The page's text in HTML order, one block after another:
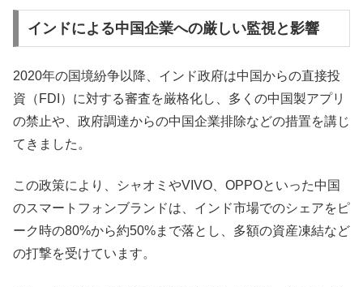
インドによる中国企業への厳しい監視と影響
2020年の国境紛争以降、インド政府は中国からの直接投
資（FDI）に対する審査を厳格化し、多くの中国製アプリ
の禁止や、政府調達からの中国企業排除などの措置を講じ
てきました。
この政策により、シャオミやVIVO、OPPOといった中国
のスマートフォンブランドは、インド市場でのシェアをピ
ーク時の80%から約50%まで落とし、多額の資産凍結など
の打撃を受けています。